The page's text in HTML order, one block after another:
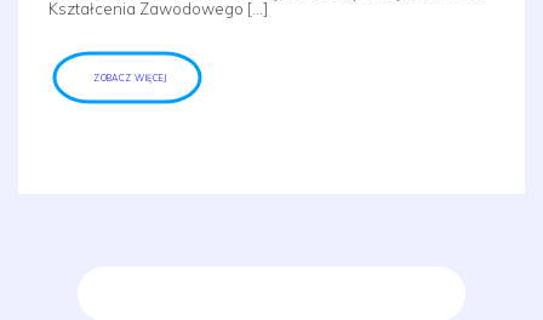
Kształcenia Zawodowego […]
ZOBACZ WIĘCEJ